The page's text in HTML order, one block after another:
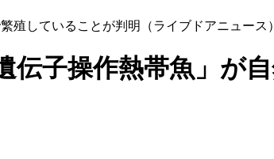
殖していることが判明（ライブドアニュース
伝子操作熱帯魚」が